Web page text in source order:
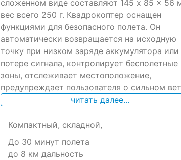
сложенном виде составляют 145 x 85 x 56
вес всего 250 г. Квадрокоптер оснащен
функциями для безопасного полета. Он
автоматически возвращается на исходную
точку при низком заряде аккумулятора
потере сигнала, контролирует бесполетные
зоны, отслеживает местоположение,
предупреждает пользователя о сильном
читать далее...
Компактный, складной,
До 30 минут полета
до 8 км дальность